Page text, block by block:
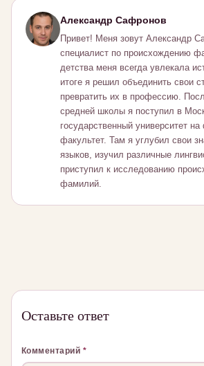
Александр Сафронов
Привет! Меня зовут Александр
специалист по происхождению
детства меня всегда увлекала
итоге я решил объединить свои
превратить их в профессию.
средней школы я поступил в
государственный университет
факультет. Там я углубил свои
языков, изучил различные
приступил к исследованию
фамилий.
Оставьте ответ
Комментарий *